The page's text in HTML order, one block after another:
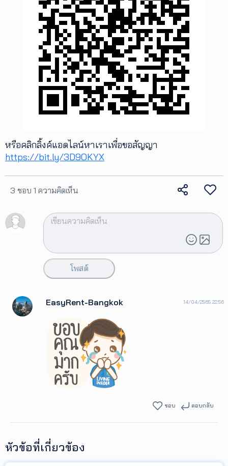
หรือคลิกลิ้งค์แอดไลน์หาเราเพื่อขอสัญญา
https://bit.ly/3D9OKYX
3 ชอบ 1 ความคิดเห็น
โพสต์
EasyRent-Bangkok 14/04/2565 22:56
ชอบ ตอบกลับ
หัวข้อที่เกี่ยวข้อง